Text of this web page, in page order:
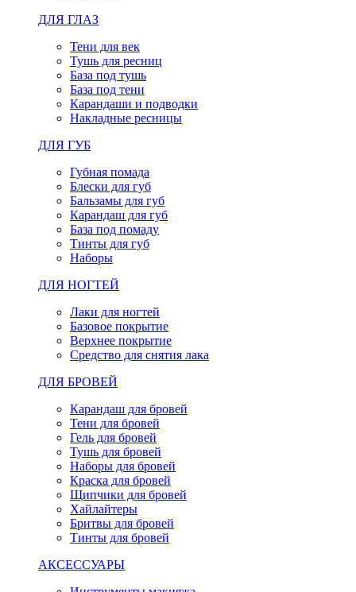
ДЛЯ ГЛАЗ
Тени для век
Тушь для ресниц
База под тушь
База под тени
Карандаши и подводки
Накладные ресницы
ДЛЯ ГУБ
Губная помада
Блески для губ
Бальзамы для губ
Карандаш для губ
База под помаду
Тинты для губ
Наборы
ДЛЯ НОГТЕЙ
Лаки для ногтей
Базовое покрытие
Верхнее покрытие
Средство для снятия лака
ДЛЯ БРОВЕЙ
Карандаш для бровей
Тени для бровей
Гель для бровей
Тушь для бровей
Наборы для бровей
Краска для бровей
Щипчики для бровей
Хайлайтеры
Бритвы для бровей
Тинты для бровей
АКСЕССУАРЫ